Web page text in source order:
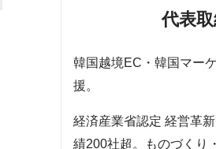
代表
韓国越境EC・韓国マー
援。
経済産業省認定 経営革
績200社超。ものづくり